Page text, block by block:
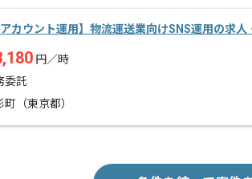
アカウント運用】物流運送業向けSNS運用の求人
円／時
委託
町（東京都）